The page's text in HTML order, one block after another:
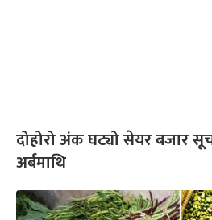
दोहोरो अंक घट्यो सेयर बजार
अर्बमाथि